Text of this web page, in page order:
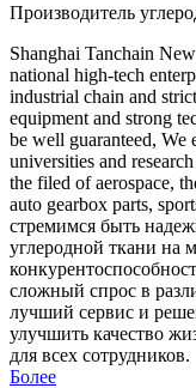
Производитель
Shanghai Tanchain
national high-tech
industrial chain and
equipment and strong
be well guaranteed, We
universities and
the filed of aerospace,
auto gearbox parts,
стремимся быть
углеродной ткани на
сложный спрос в
лучший сервис и
улучшить качество
для всех сотрудников.
Более